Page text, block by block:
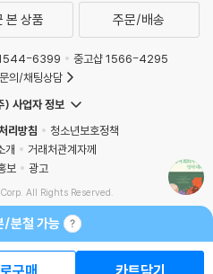
를 튼다
/분철 가능
구매 카트담기
본 상품 주문/배송
1544-6399
중고샵 1566-4295
의/채팅상담
) 사업자 정보
리방침
청소년보호정책
개
거래처관계자께
보
광고
All Rights Reserved.